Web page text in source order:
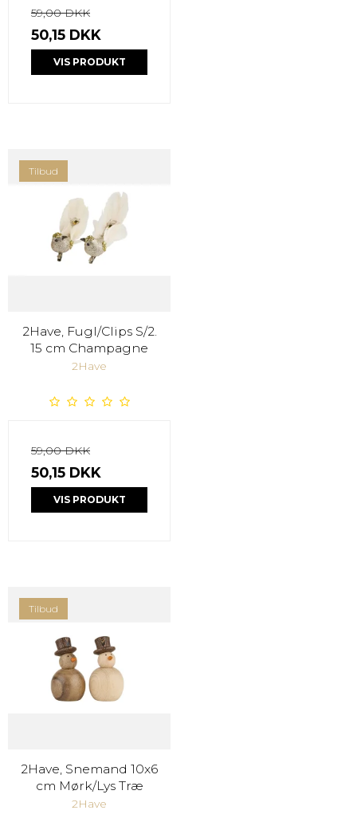
59,00 DKK
50,15 DKK
VIS PRODUKT
Tilbud
2Have, Fugl/Clips S/2.
15 cm Champagne
2Have
59,00 DKK
50,15 DKK
VIS PRODUKT
Tilbud
2Have, Snemand 10x6
cm Mørk/Lys Træ
2Have